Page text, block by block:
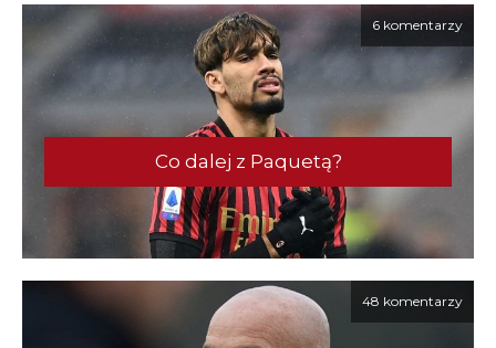
6 komentarzy
Co dalej z Paquetą?
48 komentarzy